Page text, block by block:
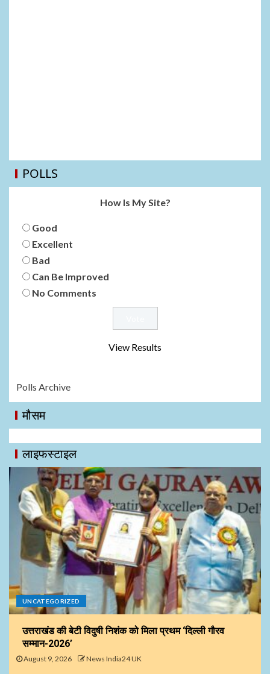
POLLS
How Is My Site?
Good
Excellent
Bad
Can Be Improved
No Comments
View Results
Polls Archive
मौसम
लाइफस्टाइल
UNCATEGORIZED
उत्तराखंड की बेटी विदुषी निशंक को मिला प्रथम ‘दिल्ली गौरव
सम्मान-2026’
August 9, 2026 News India24 UK